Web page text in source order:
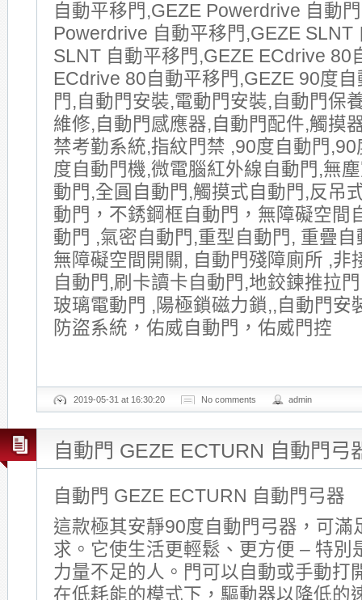
自動平移門,GEZE Powerdrive 自動
Powerdrive 自動平移門,GEZE SLNT
SLNT 自動平移門,GEZE ECdrive 80
ECdrive 80自動平移門,GEZE 90度
門,自動門安裝,電動門安裝,自動門保
維修,自動門感應器,自動門配件,觸摸
禁考勤系統,指紋門禁 ,90度自動門
度自動門機,微電腦紅外線自動門,無
動門,全圓自動門,觸摸式自動門,反吊
動門，不銹鋼框自動門，無障礙空間
動門 ,氣密自動門,重型自動門, 重疊
無障礙空間開關, 自動門殘障廁所 ,非
自動門,刷卡讀卡自動門,地鉸鍊推拉
玻璃電動門 ,陽極鎖磁力鎖,,自動門安
防盜系統，佑威自動門，佑威門控
2019-05-31 at 16:30:20 No comments admin
自動門 GEZE ECTURN 自動門弓
自動門 GEZE ECTURN 自動門弓器
這款極其安靜90度自動門弓器，可滿
求。它使生活更輕鬆、更方便 – 特別
力量不足的人。門可以自動或手動打
在低耗能的模式下，驅動器以降低的